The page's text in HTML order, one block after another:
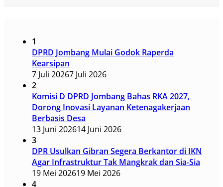
1
DPRD Jombang Mulai Godok Raperda
Kearsipan
7 Juli 20267 Juli 2026
2
Komisi D DPRD Jombang Bahas RKA 2027,
Dorong Inovasi Layanan Ketenagakerjaan
Berbasis Desa
13 Juni 202614 Juni 2026
3
DPR Usulkan Gibran Segera Berkantor di IKN
Agar Infrastruktur Tak Mangkrak dan Sia-Sia
19 Mei 202619 Mei 2026
4